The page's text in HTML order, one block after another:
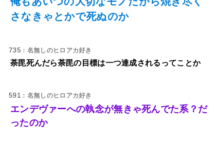
さなきゃとかで死ぬのか
735 : 名無しのヒロアカ好き
荼毘死んだら荼毘の目標は一つ達成されるってことか
591 : 名無しのヒロアカ好き
エンデヴァーへの執念が無きゃ死んでた系？だ
ったのか